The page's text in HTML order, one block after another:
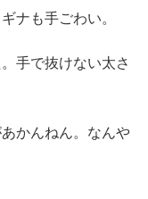
ナも手ごわい。
手で抜けない太さ
かんねん。なんや